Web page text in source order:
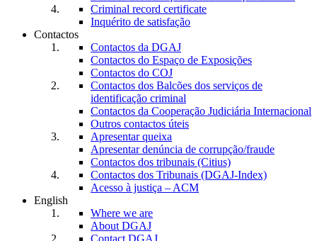
Criminal record certificate
Inquérito de satisfação
Contactos
Contactos da DGAJ
Contactos do Espaço de Exposições
Contactos do COJ
Contactos dos Balcões dos serviços de
identificação criminal
Contactos da Cooperação Judiciária Internacional
Outros contactos úteis
Apresentar queixa
Apresentar denúncia de corrupção/fraude
Contactos dos tribunais (Citius)
Contactos dos Tribunais (DGAJ-Index)
Acesso à justiça – ACM
English
Where we are
About DGAJ
Contact DGAJ